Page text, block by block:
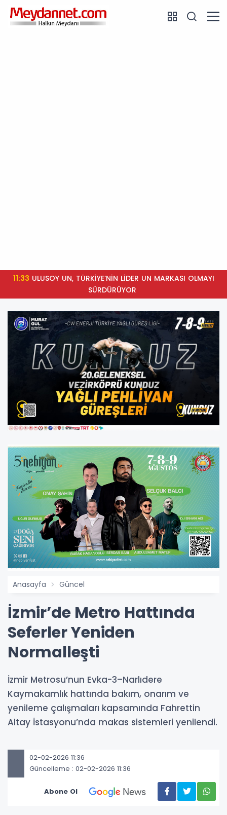
11:33
SÜRDÜRÜYOR
Anasayfa Güncel
İzmir’de Metro Hattında
Seferler Yeniden
Normalleşti
İzmir Metrosu’nun Evka-3–Narlıdere
Kaymakamlık hattında bakım, onarım ve
yenileme çalışmaları kapsamında Fahrettin
Altay İstasyonu’nda makas sistemleri yenilendi.
02-02-2026 11:36
Güncelleme : 02-02-2026 11:36
Abone Ol